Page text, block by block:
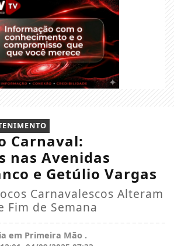
Carnaval:
nas Avenidas
e Getúlio Vargas
Carnavalescos Alteram
Fim de Semana
em Primeira Mão .